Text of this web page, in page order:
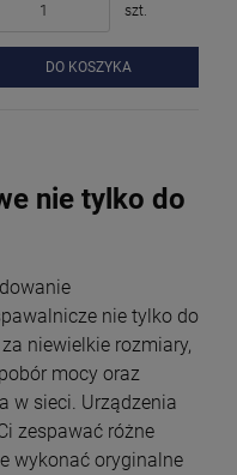
szt.
DO KOSZYKA
nie tylko do
nie tylko do
niewielkie rozmiary,
mocy oraz
w sieci. Urządzenia
zespawać różne
wykonać oryginalne